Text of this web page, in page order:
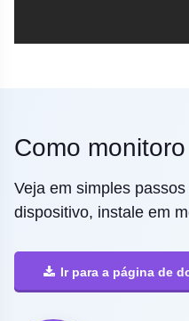
Como
Veja em simples
dispositivo, instale em
Ir para a página de